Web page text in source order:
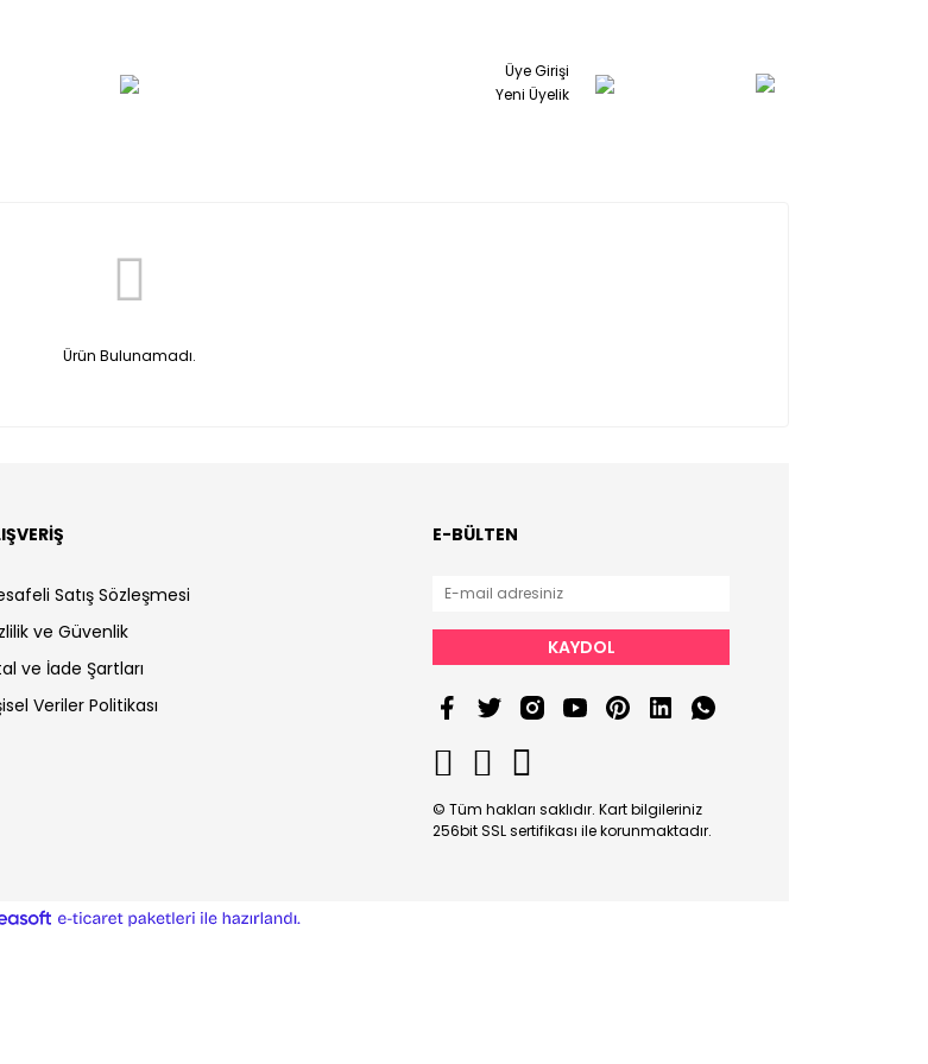
Üye Girişi
Yeni Üyelik
Ürün Bulunamadı.
Satış Sözleşmesi
ve Güvenlik
ve İade Şartları
Veriler Politikası
E-BÜLTEN
KAYDOL
© Tüm hakları saklıdır. Kart bilgileriniz
256bit SSL sertifikası ile korunmaktadır.
ideasoft
e-